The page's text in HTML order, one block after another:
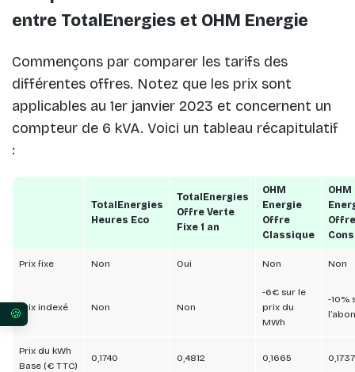
entre TotalEnergies et OHM Energie
Commençons par comparer les tarifs des
différentes offres. Notez que les prix sont
applicables au 1er janvier 2023 et concernent un
compteur de 6 kVA. Voici un tableau récapitulatif
:
TotalEnergies
Heures Eco
TotalEnergies
Offre Verte
Fixe 1 an
OHM
Energie
Offre
Classique
OHM
Prix fixe Non Oui Non Non
Prix indexé Non Non
-6€ sur le
prix du
MWh
-10%
Prix du kWh
Base (€ TTC)
0,1740 0,4812 0,1665 0,1737
Vos préférences en matière de consentement